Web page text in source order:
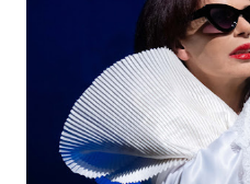
ιστορικός συγγραφέας Δρ
μουσικοσυνθέτης Πέννυ
Παπαευαγγέλου Σκηνοθεσία:
Σκηνοθέτης: Νεκταρία
"Ο πόλεμος δεν τελείωσε
Βαλούκου και τα ε...